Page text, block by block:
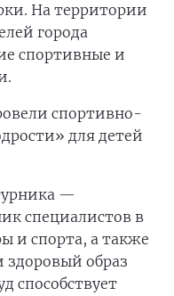
На территории
города
спортивные и
спортивно-
для детей
—
специалистов в
и спорта, а также
здоровый образ
способствует